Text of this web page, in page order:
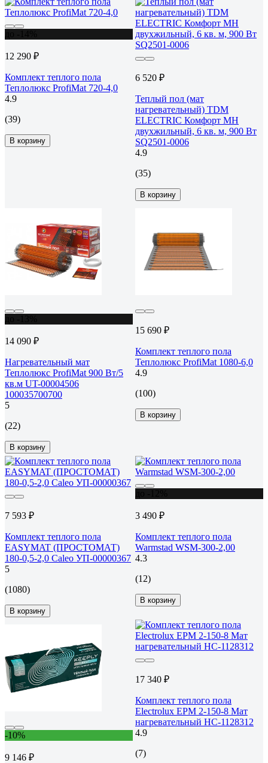
12 290 ₽
Комплект теплого пола
Теплолюкс ProfiMat 720-4,0
4.9
(39)
В корзину
6 520 ₽
Теплый пол (мат
нагревательный) TDM
ELECTRIC Комфорт МН
двухжильный, 6 кв. м, 900 Вт
SQ2501-0006
4.9
(35)
В корзину
14 090 ₽
Нагревательный мат
Теплолюкс ProfiMat 900 Вт/5
кв.м UT-00004506
100035700700
5
(22)
В корзину
15 690 ₽
Комплект теплого пола
Теплолюкс ProfiMat 1080-6,0
4.9
(100)
В корзину
7 593 ₽
Комплект теплого пола
EASYMAT (ПРОСТОМАТ)
180-0,5-2,0 Caleo УП-00000367
5
(1080)
В корзину
3 490 ₽
Комплект теплого пола
Warmstad WSM-300-2,00
4.3
(12)
В корзину
-10%
9 146 ₽
17 340 ₽
Комплект теплого пола
Electrolux EPM 2-150-8 Мат
нагревательный НС-1128312
4.9
(7)